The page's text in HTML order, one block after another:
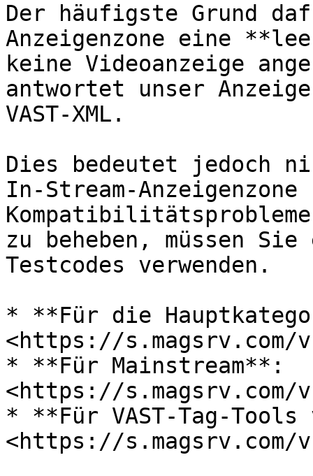
Der häufigste Grund
Anzeigenzone eine
keine Videoanzeige
antwortet unser
VAST-XML.
Dies bedeutet jedoch
In-Stream-
zu beheben, müssen
Testcodes verwenden.
* **Für die
<https://s.magsrv.com/
* **Für Mainstream**:
<https://s.magsrv.com/
* **Für VAST-Tag-
<https://s.magsrv.com/